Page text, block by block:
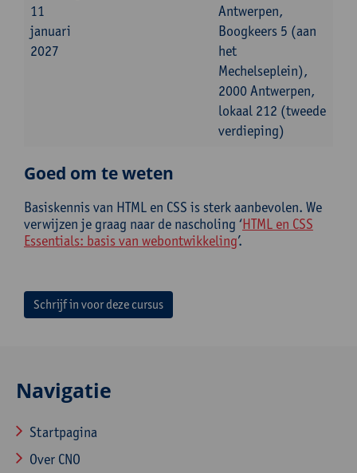
11
januari
2027
Antwerpen,
Boogkeers 5 (aan
het
Mechelseplein),
2000 Antwerpen,
lokaal 212 (tweede
verdieping)
Goed om te weten
Basiskennis van HTML en CSS is sterk aanbevolen. We
verwijzen je graag naar de nascholing ‘HTML en CSS
Essentials: basis van webontwikkeling’.
Schrijf in voor deze cursus
Navigatie
Startpagina
Over CNO